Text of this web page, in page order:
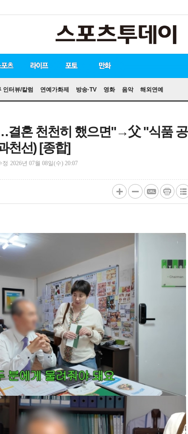
인터뷰/칼럼 연예가화제 방송·TV 영화 음악 해외연예
포츠 라이프 포토
만화
결혼 천천히 했으면"→父 "식품 공
천선) [종합]
정 2026년 07월 08일(수) 20:07
텍스 텍스 url 복 인쇄 목록